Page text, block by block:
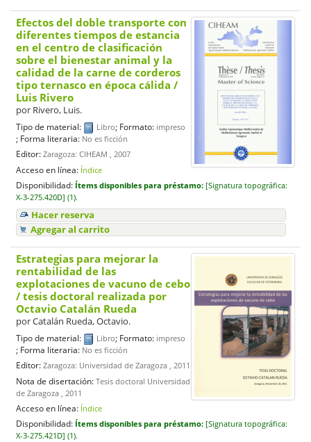
Efectos del doble transporte con
diferentes tiempos de estancia
en el centro de clasificación
sobre el bienestar animal y la
calidad de la carne de corderos
tipo ternasco en época cálida /
Luis Rivero
por Rivero, Luis.
Tipo de material: Libro; Formato: impreso
; Forma literaria: No es ficción
Editor: Zaragoza: CIHEAM , 2007
Acceso en línea: Índice
Disponibilidad: Ítems disponibles para préstamo: [Signatura topográfica:
X-3-275.420D] (1).
Hacer reserva
Agregar al carrito
Estrategias para mejorar la
rentabilidad de las
explotaciones de vacuno de cebo
/ tesis doctoral realizada por
Octavio Catalán Rueda
porCatalán Rueda, Octavio.
Tipo de material: Libro; Formato: impreso
; Forma literaria: No es ficción
Editor: Zaragoza: Universidad de Zaragoza , 2011
Nota de disertación: Tesis doctoral Universidad
de Zaragoza , 2011
Acceso en línea: Índice
Disponibilidad: Ítems disponibles para préstamo: [Signatura topográfica:
X-3-275.421D] (1).